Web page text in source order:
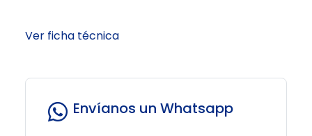
Ver ficha técnica
Envíanos un Whatsapp